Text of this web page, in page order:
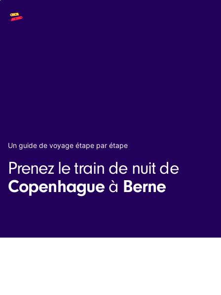
navigation
The API
Book a trip
Interrail passes
Eurail passes
Help & Support
Un guide de voyage étape par étape
Prenez le train de nuit de
Copenhague à Berne